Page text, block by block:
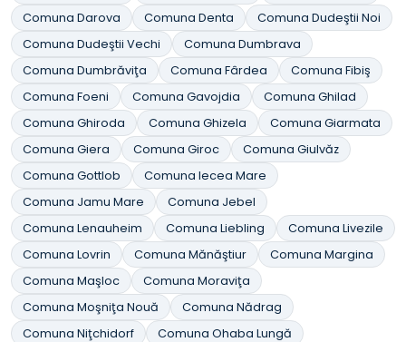
Comuna Darova
Comuna Denta
Comuna Dudeştii Noi
Comuna Dudeştii Vechi
Comuna Dumbrava
Comuna Dumbrăviţa
Comuna Fârdea
Comuna Fibiş
Comuna Foeni
Comuna Gavojdia
Comuna Ghilad
Comuna Ghiroda
Comuna Ghizela
Comuna Giarmata
Comuna Giera
Comuna Giroc
Comuna Giulvăz
Comuna Gottlob
Comuna Iecea Mare
Comuna Jamu Mare
Comuna Jebel
Comuna Lenauheim
Comuna Liebling
Comuna Livezile
Comuna Lovrin
Comuna Mănăştiur
Comuna Margina
Comuna Maşloc
Comuna Moraviţa
Comuna Moşniţa Nouă
Comuna Nădrag
Comuna Niţchidorf
Comuna Ohaba Lungă